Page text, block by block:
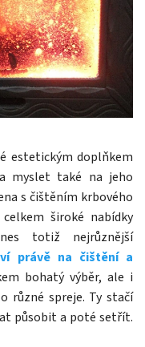
estetickým doplňkem
myslet také na jeho
s čištěním krbového
široké nabídky
totiž nejrůznější
právě na čištění a
bohatý výběr, ale i
různé spreje. Ty stačí
působit a poté setřít.